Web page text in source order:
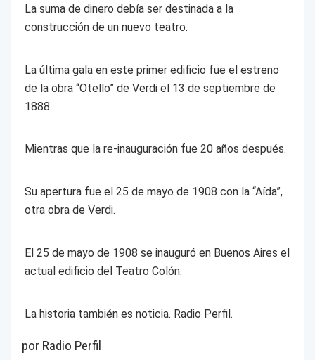
La suma de dinero debía ser destinada a la
construcción de un nuevo teatro.
La última gala en este primer edificio fue el estreno
de la obra “Otello” de Verdi el 13 de septiembre de
1888.
Mientras que la re-inauguración fue 20 años después.
Su apertura fue el 25 de mayo de 1908 con la “Aída”,
otra obra de Verdi.
El 25 de mayo de 1908 se inauguró en Buenos Aires el
actual edificio del Teatro Colón.
La historia también es noticia. Radio Perfil.
por Radio Perfil